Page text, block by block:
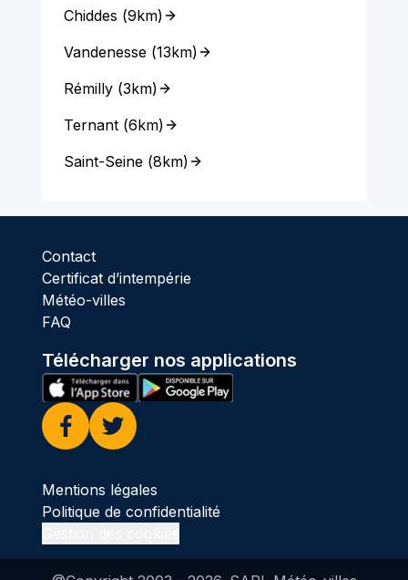
Chiddes (9km)
Vandenesse(13km)
Rémilly(3km)
Ternant(6km)
Saint-Seine(8km)
Contact
Certificat d’intempérie
Météo-villes
FAQ
Télécharger nos applications
Facebook
Twitter
Mentions légales
Politique de confidentialité